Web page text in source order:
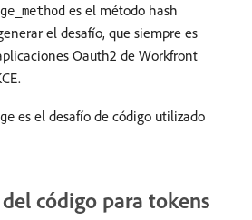
es el método hash
el desafío, que siempre es
Oauth2 de Workfront
es el desafío de código utilizado
código para tokens